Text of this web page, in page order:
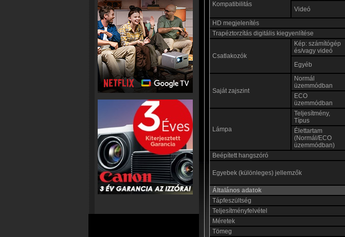
Kompatibilitás
Videó
HD megjelenítés
Trapéztorzítás digitális kiegyenlítése
Csatlakozók
Kép: számítógép
és/vagy videó
Egyéb
Saját zajszint
Normál
üzemmódban
ECO
üzemmódban
Lámpa
Teljesítmény,
Típus
Élettartam
(Normál/ECO
üzemmódban)
Beépített hangszóró
Egyebek (különleges) jellemzők
Általános adatok
Tápfeszültség
Teljesítményfelvétel
Méretek
Tömeg